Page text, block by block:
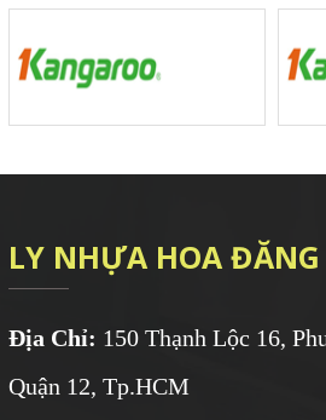
LY NHỰA HOA ĐĂNG
Địa Chỉ: 150 Thạnh Lộc 16,
Quận 12, Tp.HCM